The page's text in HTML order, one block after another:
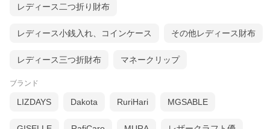
レディース二つ折り財布
レディース小銭入れ、コインケース その他レディース財布
レディース三つ折財布 マネークリップ
ブランド
LIZDAYS Dakota RuriHari MGSABLE